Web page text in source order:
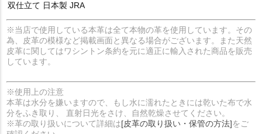
双仕立て 日本製 JRA
※当店で使用している本革は全て本物の革を使用しています。その
為、皮革の模様など掲載画面と異なる場合がございます。また天然
皮革に関してはワシントン条約を元に適正に輸入された商品を販売
しています。
※使用上の注意
本革は水分を嫌いますので、もし水に濡れたときには乾いた布で水
分をふき取り、 直射日光をさけ、自然乾燥させてください。
※革の取り扱いについて詳細は[皮革の取り扱い・保管の方法]をご